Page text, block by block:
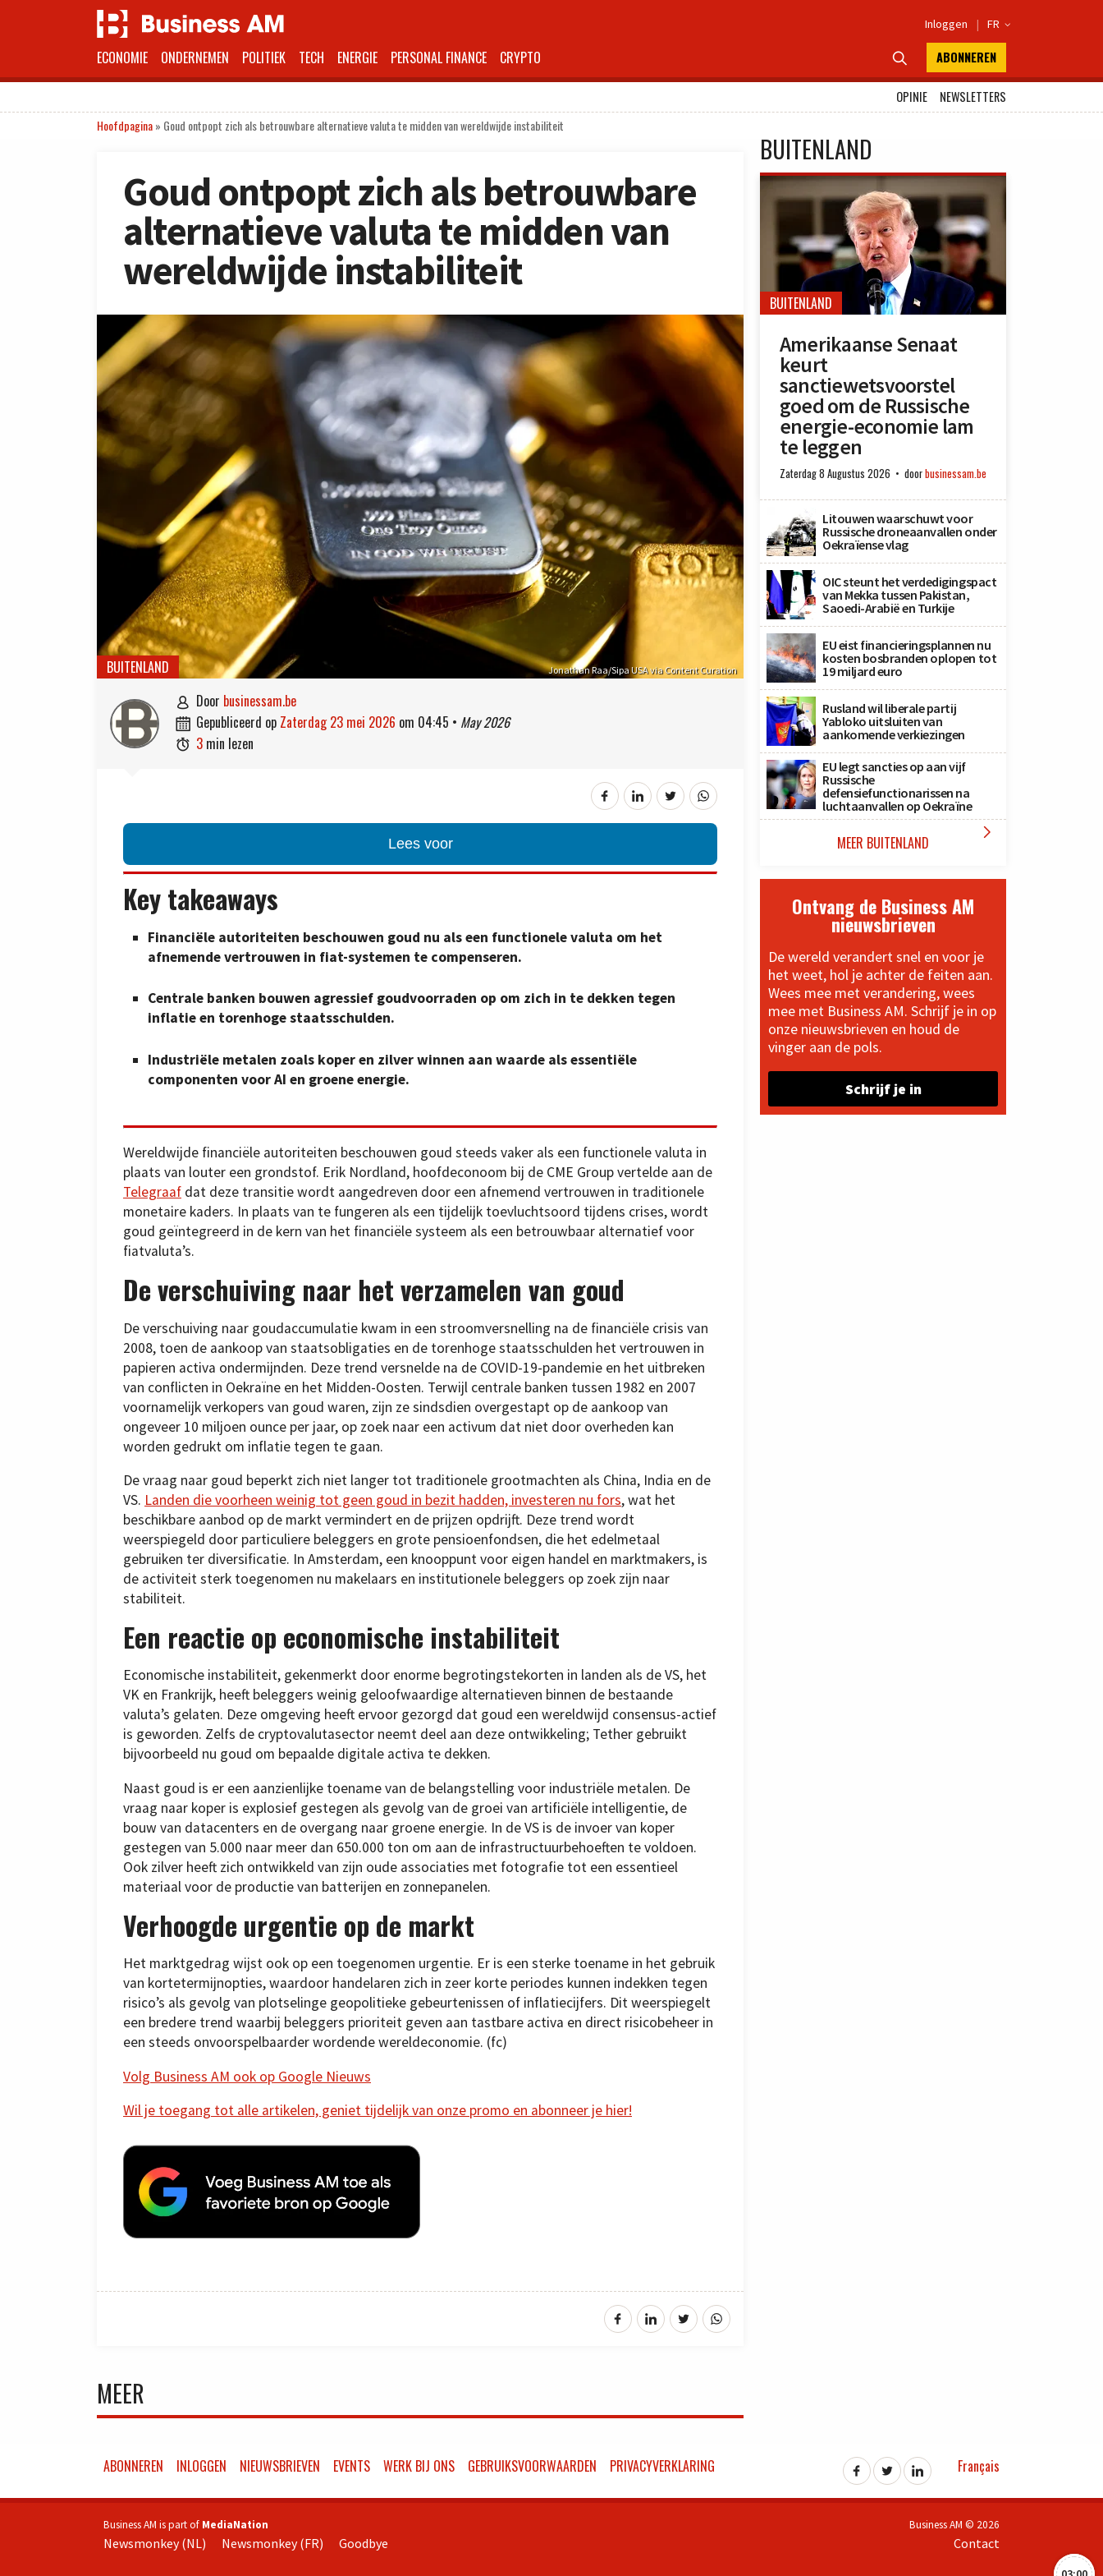
Inloggen | FR 
ECONOMIE ONDERNEMEN POLITIEK TECH ENERGIE PERSONAL FINANCE CRYPTO  ABONNEREN
OPINIE
NEWSLETTERS
Hoofdpagina» Goud ontpopt zich als betrouwbare alternatieve valuta te midden van wereldwijde instabiliteit
Goud ontpopt zich als betrouwbare
alternatieve valuta te midden van
wereldwijde instabiliteit
Jonathan Raa/Sipa USA via Content Curation
BUITENLAND
 door businessam.be
 gepubliceerd op zaterdag 23 mei 2026 om 04:45 • May 2026
 3 min lezen
Lees voor
Key takeaways
Financiële autoriteiten beschouwen goud nu als een functionele valuta om het
afnemende vertrouwen in fiat-systemen te compenseren.
Centrale banken bouwen agressief goudvoorraden op om zich in te dekken tegen
inflatie en torenhoge staatsschulden.
Industriële metalen zoals koper en zilver winnen aan waarde als essentiële
componenten voor AI en groene energie.
Wereldwijde financiële autoriteiten beschouwen goud steeds vaker als een functionele valuta in
plaats van louter een grondstof. Erik Nordland, hoofdeconoom bij de CME Group vertelde aan de
Telegraaf dat deze transitie wordt aangedreven door een afnemend vertrouwen in traditionele
monetaire kaders. In plaats van te fungeren als een tijdelijk toevluchtsoord tijdens crises, wordt
goud geïntegreerd in de kern van het financiële systeem als een betrouwbaar alternatief voor
fiatvaluta’s.
De verschuiving naar het verzamelen van goud
De verschuiving naar goudaccumulatie kwam in een stroomversnelling na de financiële crisis van
2008, toen de aankoop van staatsobligaties en de torenhoge staatsschulden het vertrouwen in
papieren activa ondermijnden. Deze trend versnelde na de COVID-19-pandemie en het uitbreken
van conflicten in Oekraïne en het Midden-Oosten. Terwijl centrale banken tussen 1982 en 2007
voornamelijk verkopers van goud waren, zijn ze sindsdien overgestapt op de aankoop van
ongeveer 10 miljoen ounce per jaar, op zoek naar een activum dat niet door overheden kan
worden gedrukt om inflatie tegen te gaan.
De vraag naar goud beperkt zich niet langer tot traditionele grootmachten als China, India en de
VS. Landen die voorheen weinig tot geen goud in bezit hadden, investeren nu fors, wat het
beschikbare aanbod op de markt vermindert en de prijzen opdrijft. Deze trend wordt
weerspiegeld door particuliere beleggers en grote pensioenfondsen, die het edelmetaal
gebruiken ter diversificatie. In Amsterdam, een knooppunt voor eigen handel en marktmakers, is
de activiteit sterk toegenomen nu makelaars en institutionele beleggers op zoek zijn naar
stabiliteit.
Een reactie op economische instabiliteit
Economische instabiliteit, gekenmerkt door enorme begrotingstekorten in landen als de VS, het
VK en Frankrijk, heeft beleggers weinig geloofwaardige alternatieven binnen de bestaande
valuta’s gelaten. Deze omgeving heeft ervoor gezorgd dat goud een wereldwijd consensus-actief
is geworden. Zelfs de cryptovalutasector neemt deel aan deze ontwikkeling; Tether gebruikt
bijvoorbeeld nu goud om bepaalde digitale activa te dekken.
Naast goud is er een aanzienlijke toename van de belangstelling voor industriële metalen. De
vraag naar koper is explosief gestegen als gevolg van de groei van artificiële intelligentie, de
bouw van datacenters en de overgang naar groene energie. In de VS is de invoer van koper
gestegen van 5.000 naar meer dan 650.000 ton om aan de infrastructuurbehoeften te voldoen.
Ook zilver heeft zich ontwikkeld van zijn oude associaties met fotografie tot een essentieel
materiaal voor de productie van batterijen en zonnepanelen.
Verhoogde urgentie op de markt
Het marktgedrag wijst ook op een toegenomen urgentie. Er is een sterke toename in het gebruik
van kortetermijnopties, waardoor handelaren zich in zeer korte periodes kunnen indekken tegen
risico’s als gevolg van plotselinge geopolitieke gebeurtenissen of inflatiecijfers. Dit weerspiegelt
een bredere trend waarbij beleggers prioriteit geven aan tastbare activa en direct risicobeheer in
een steeds onvoorspelbaarder wordende wereldeconomie. (fc)
Volg Business AM ook op Google Nieuws
Wil je toegang tot alle artikelen, geniet tijdelijk van onze promo en abonneer je hier!
MEER
BUITENLAND
BUITENLAND
Amerikaanse Senaat
keurt
sanctiewetsvoorstel
goed om de Russische
energie-economie lam
te leggen
Zaterdag 8 Augustus 2026 doorbusinessam.be
Litouwen waarschuwt voor
Russische droneaanvallen onder
Oekraïense vlag
OIC steunt het verdedigingspact
van Mekka tussen Pakistan,
Saoedi-Arabië en Turkije
EU eist financieringsplannen nu
kosten bosbranden oplopen tot
19 miljard euro
Rusland wil liberale partij
Yabloko uitsluiten van
aankomende verkiezingen
EU legt sancties op aan vijf
Russische
defensiefunctionarissen na
luchtaanvallen op Oekraïne
MEER BUITENLAND 
Ontvang de Business AM
nieuwsbrieven
De wereld verandert snel en voor je
het weet, hol je achter de feiten aan.
Wees mee met verandering, wees
mee met Business AM. Schrijf je in op
onze nieuwsbrieven en houd de
vinger aan de pols.
Schrijf je in
ABONNEREN INLOGGEN NIEUWSBRIEVEN EVENTS WERK BIJ ONS GEBRUIKSVOORWAARDEN PRIVACYVERKLARING Français
Business AM is part of MediaNation
Newsmonkey (NL) Newsmonkey (FR) Goodbye
Business AM © 2026
Contact